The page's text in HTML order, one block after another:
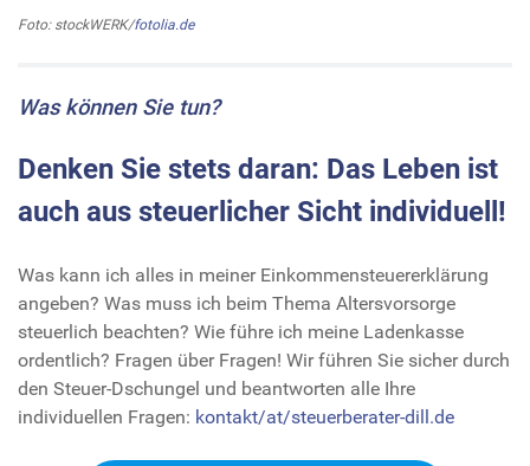
Foto: stockWERK/fotolia.de
Was können Sie tun?
Denken Sie stets daran: Das Leben ist
auch aus steuerlicher Sicht individuell!
Was kann ich alles in meiner Einkommensteuererklärung
angeben? Was muss ich beim Thema Altersvorsorge
steuerlich beachten? Wie führe ich meine Ladenkasse
ordentlich? Fragen über Fragen! Wir führen Sie sicher durch
den Steuer-Dschungel und beantworten alle Ihre
individuellen Fragen: kontakt/at/steuerberater-dill.de